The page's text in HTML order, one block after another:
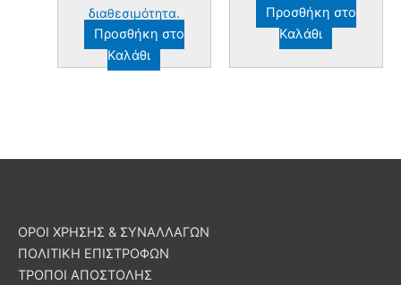
διαθεσιμότητα.
Προσθήκη στο
Καλάθι
Προσθήκη στο
Καλάθι
ΟΡΟΙ ΧΡΗΣΗΣ & ΣΥΝΑΛΛΑΓΩΝ
ΠΟΛΙΤΙΚΗ ΕΠΙΣΤΡΟΦΩΝ
ΤΡΟΠΟΙ ΑΠΟΣΤΟΛΗΣ